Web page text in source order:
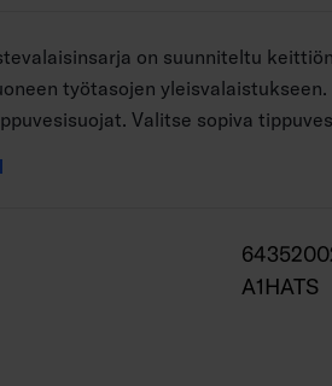
on suunniteltu
työtasojen
Valitse sopiva
A1HATS